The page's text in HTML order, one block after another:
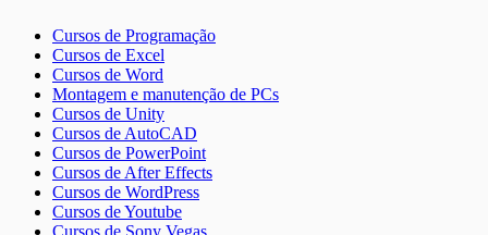
Cursos de Programação
Cursos de Excel
Cursos de Word
Montagem e manutenção de PCs
Cursos de Unity
Cursos de AutoCAD
Cursos de PowerPoint
Cursos de After Effects
Cursos de WordPress
Cursos de Youtube
Cursos de Sony Vegas